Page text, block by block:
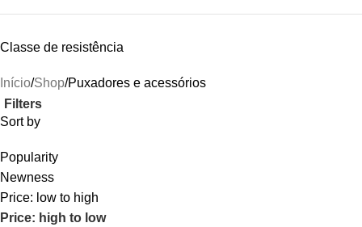
Classe de resistência
Início Shop Puxadores e acessórios
Filters
Sort by
Popularity
Newness
Price: low to high
Price: high to low